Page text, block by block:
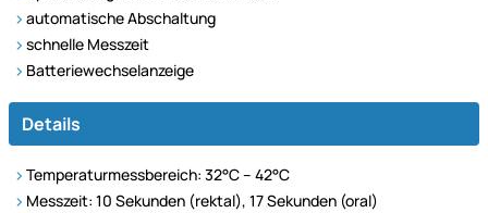
automatische Abschaltung
schnelle Messzeit
Batteriewechselanzeige
Details
Temperaturmessbereich: 32°C – 42°C
Messzeit: 10 Sekunden (rektal), 17 Sekunden (oral)